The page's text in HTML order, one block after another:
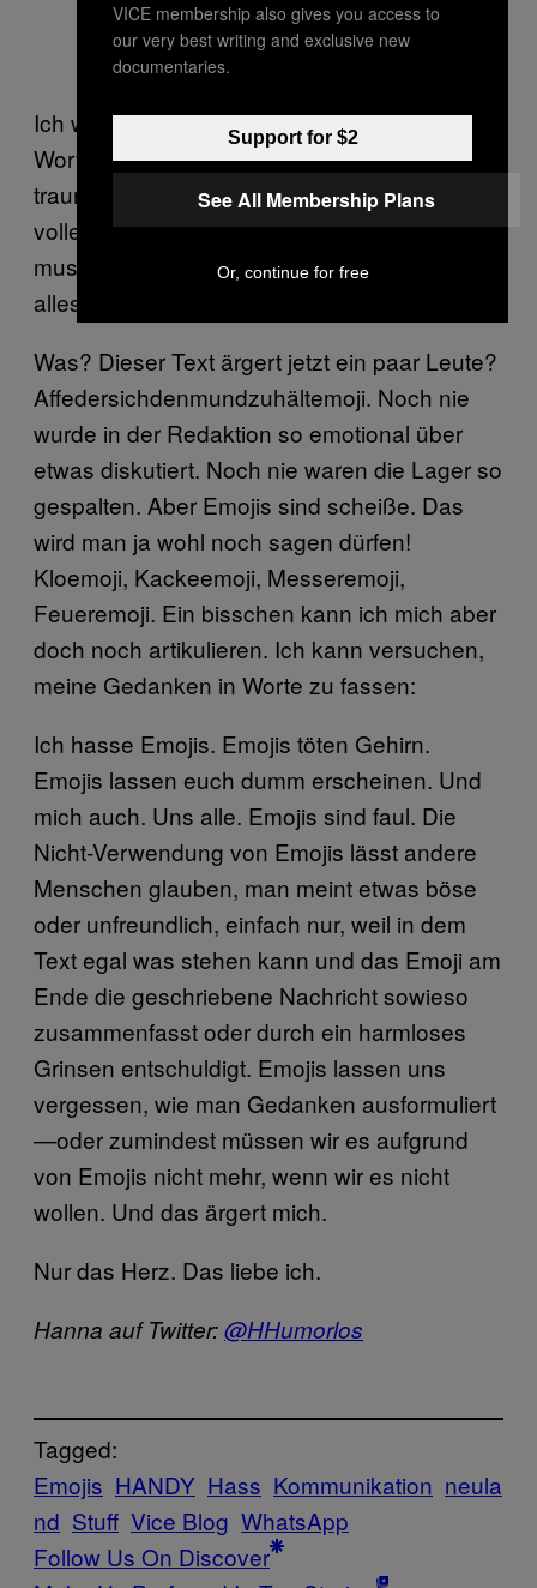
Ich weiß also schon gar nicht mehr, wie ich in
Worten beschreibe, dass ich verkatert, krank,
traurig, glücklich, euphorisch bin. Dass ich
voller Weltschmerz oder Liebe bin. Aber
muss ich auch nicht—das können ja heute
alles Emojis übernehmen! Preachemoji.
Was? Dieser Text ärgert jetzt ein paar Leute?
Affedersichdenmundzuhältemoji. Noch nie
wurde in der Redaktion so emotional über
etwas diskutiert. Noch nie waren die Lager so
gespalten. Aber Emojis sind scheiße. Das
wird man ja wohl noch sagen dürfen!
Kloemoji, Kackeemoji, Messeremoji,
Feueremoji. Ein bisschen kann ich mich aber
doch noch artikulieren. Ich kann versuchen,
meine Gedanken in Worte zu fassen:
Ich hasse Emojis. Emojis töten Gehirn.
Emojis lassen euch dumm erscheinen. Und
mich auch. Uns alle. Emojis sind faul. Die
Nicht-Verwendung von Emojis lässt andere
Menschen glauben, man meint etwas böse
oder unfreundlich, einfach nur, weil in dem
Text egal was stehen kann und das Emoji am
Ende die geschriebene Nachricht sowieso
zusammenfasst oder durch ein harmloses
Grinsen entschuldigt. Emojis lassen uns
vergessen, wie man Gedanken ausformuliert
—oder zumindest müssen wir es aufgrund
von Emojis nicht mehr, wenn wir es nicht
wollen. Und das ärgert mich.
Nur das Herz. Das liebe ich.
Hanna auf Twitter:@HHumorlos
Tagged:
Emojis HANDY Hass Kommunikation neula
nd Stuff Vice Blog WhatsApp
Follow Us On Discover
VICE membership also gives you access to
our very best writing and exclusive new
documentaries.
Support for $2
See All Membership Plans
Or, continue for free